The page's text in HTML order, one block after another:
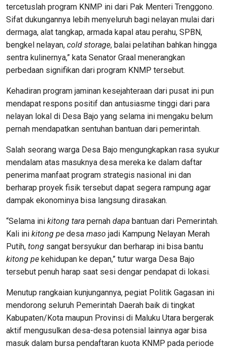
tercetuslah program KNMP ini dari Pak Menteri Trenggono.
Sifat dukungannya lebih menyeluruh bagi nelayan mulai dari
dermaga, alat tangkap, armada kapal atau perahu, SPBN,
bengkel nelayan, cold storage, balai pelatihan bahkan hingga
sentra kulinernya,” kata Senator Graal menerangkan
perbedaan signifikan dari program KNMP tersebut.
Kehadiran program jaminan kesejahteraan dari pusat ini pun
mendapat respons positif dan antusiasme tinggi dari para
nelayan lokal di Desa Bajo yang selama ini mengaku belum
pernah mendapatkan sentuhan bantuan dari pemerintah.
Salah seorang warga Desa Bajo mengungkapkan rasa syukur
mendalam atas masuknya desa mereka ke dalam daftar
penerima manfaat program strategis nasional ini dan
berharap proyek fisik tersebut dapat segera rampung agar
dampak ekonominya bisa langsung dirasakan.
“Selama ini kitong tara pernah dapa bantuan dari Pemerintah.
Kali ini kitong pe desa maso jadi Kampung Nelayan Merah
Putih, tong sangat bersyukur dan berharap ini bisa bantu
kitong pe kehidupan ke depan,” tutur warga Desa Bajo
tersebut penuh harap saat sesi dengar pendapat di lokasi.
Menutup rangkaian kunjungannya, pegiat Politik Gagasan ini
mendorong seluruh Pemerintah Daerah baik di tingkat
Kabupaten/Kota maupun Provinsi di Maluku Utara bergerak
aktif mengusulkan desa-desa potensial lainnya agar bisa
masuk dalam bursa pendaftaran kuota KNMP pada periode